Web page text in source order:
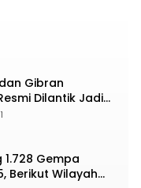
Gibran
Dilantik Jadi
RI
Gempa
Berikut Wilayah